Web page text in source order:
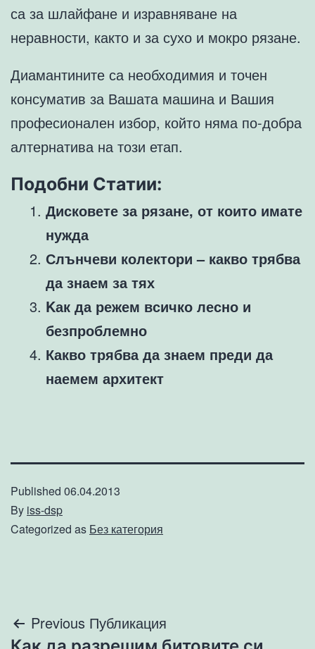
са за шлайфане и изравняване на
неравности, както и за сухо и мокро рязане.
Диамантините са необходимия и точен
консуматив за Вашата машина и Вашия
професионален избор, който няма по-добра
алтернатива на този етап.
Подобни Статии:
Дисковете за рязане, от които имате
нужда
Слънчеви колектори – какво трябва
да знаем за тях
Kак да режем всичко лесно и
безпроблемно
Какво трябва да знаем преди да
наемем архитект
Published 06.04.2013
By iss-dsp
Categorized as Без категория
Навигация
Previous Публикация